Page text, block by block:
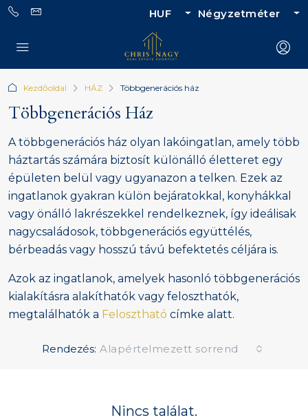
HUF Négyzetméter
Kezdőoldal HÁZ Többgenerációs ház
Többgenerációs Ház
A többgenerációs ház olyan lakóingatlan, amely több
háztartás számára biztosít különálló életteret egy
épületen belül vagy ugyanazon a telken. Ezek az
ingatlanok gyakran külön bejáratokkal, konyhákkal
vagy önálló lakrészekkel rendelkeznek, így ideálisak
nagycsaládosok, többgenerációs együttélés,
bérbeadás vagy hosszú távú befektetés céljára is.
Azok az ingatlanok, amelyek hasonló többgenerációs
kialakításra alakíthatók vagy feloszthatók,
megtalálhatók a Felosztható címke alatt.
Rendezés: Alapértelmezett sorrend
Nincs találat.